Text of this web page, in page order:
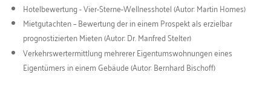
Hotelbewertung - Vier-Sterne-Wellnesshotel (Autor: Martin Homes)
Mietgutachten – Bewertung der in einem Prospekt als erzielbar
prognostizierten Mieten (Autor: Dr. Manfred Stelter)
Verkehrswertermittlung mehrerer Eigentumswohnungen eines
Eigentümers in einem Gebäude (Autor: Bernhard Bischoff)